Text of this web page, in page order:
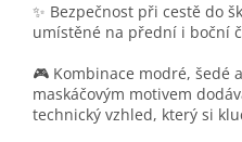
✨ Bezpečnost při cestě do
umístěné na přední i boční
🎮 Kombinace modré, šedé
maskáčovým motivem
technický vzhled, který si